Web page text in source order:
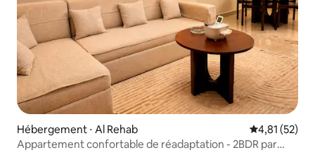
Hébergement ⋅ Al Rehab Évaluation
4,81 (52)
Appartement confortable de réadaptation - 2BDR par